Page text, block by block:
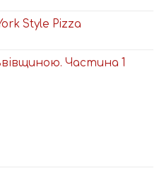
Style Pizza
Частина 1